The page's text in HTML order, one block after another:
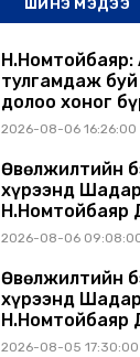
ШИНЭ МЭДЭЭ
Н.Номтойбаяр:
тулгамдаж
долоо хоног
газрын
2026-08-06 16:26:00
Өвөлжилтийн
хүрээнд
Н.Номтойбаяр
аймагт
2026-08-06
Өвөлжилтийн
хүрээнд
Н.Номтойбаяр
Сүхбаатар
2026-08-05 17:30:00